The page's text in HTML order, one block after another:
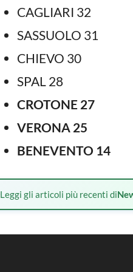
CAGLIARI 32
SASSUOLO 31
CHIEVO 30
SPAL 28
CROTONE 27
VERONA 25
BENEVENTO 14
Leggi gli articoli più recenti di